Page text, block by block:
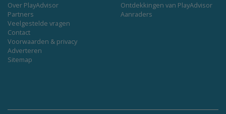
Over PlayAdvisor
Partners
Veelgestelde vragen
Contact
Voorwaarden & privacy
Adverteren
Sitemap
Ontdekkingen van PlayAdvisor
Aanraders